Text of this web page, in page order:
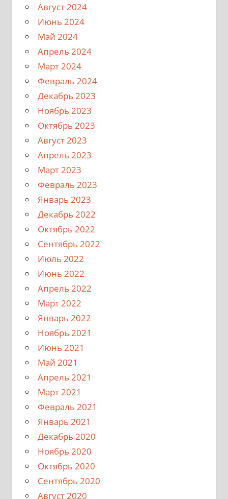
Август 2024
Июнь 2024
Май 2024
Апрель 2024
Март 2024
Февраль 2024
Декабрь 2023
Ноябрь 2023
Октябрь 2023
Август 2023
Апрель 2023
Март 2023
Февраль 2023
Январь 2023
Декабрь 2022
Октябрь 2022
Сентябрь 2022
Июль 2022
Июнь 2022
Апрель 2022
Март 2022
Январь 2022
Ноябрь 2021
Июнь 2021
Май 2021
Апрель 2021
Март 2021
Февраль 2021
Январь 2021
Декабрь 2020
Ноябрь 2020
Октябрь 2020
Сентябрь 2020
Август 2020